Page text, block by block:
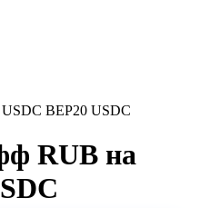
BEP20 USDC
RUB на